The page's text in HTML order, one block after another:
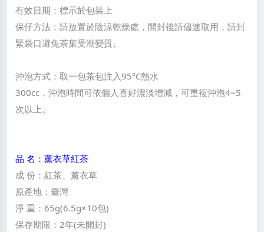
有效日期：標示於包裝上
保仔方法：請放置於陰涼乾燥處，開封後請儘速取用，請封
緊袋口避免茶葉受潮變質。
沖泡方式：取一包茶包注入95°C熱水
300cc，沖泡時間可依個人喜好濃淡增減，可重複沖泡4~5
次以上。
品 名：薰衣草紅茶
成 份：紅茶、薰衣草
原產地：臺灣
淨 重：65g(6.5g×10包)
保存期限：2年(未開封)